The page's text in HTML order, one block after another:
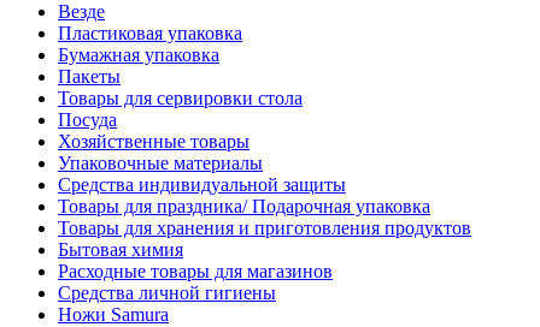
Везде
Пластиковая упаковка
Бумажная упаковка
Пакеты
Товары для сервировки стола
Посуда
Хозяйственные товары
Упаковочные материалы
Средства индивидуальной защиты
Товары для праздника/ Подарочная упаковка
Товары для хранения и приготовления продуктов
Бытовая химия
Расходные товары для магазинов
Средства личной гигиены
Ножи Samura